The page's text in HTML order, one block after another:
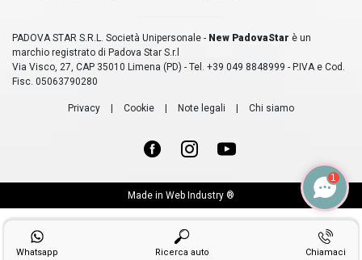
PADOVA STAR S.R.L. Società Unipersonale - New PadovaStar è un
marchio registrato di Padova Star S.r.l
Via Visco, 27, CAP 35010 Limena (PD) - Tel. +39 049 8848999 - P.IVA e Cod.
Fisc. 05063790280
Privacy | Cookie | Note legali | Chi siamo
Made in Web Industry ®
Whatsapp Ricerca auto Chiamaci
1